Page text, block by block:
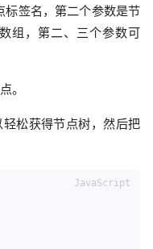
标签名，第二个参数是节
组，第二、三个参数可
。
松获得节点树，然后把